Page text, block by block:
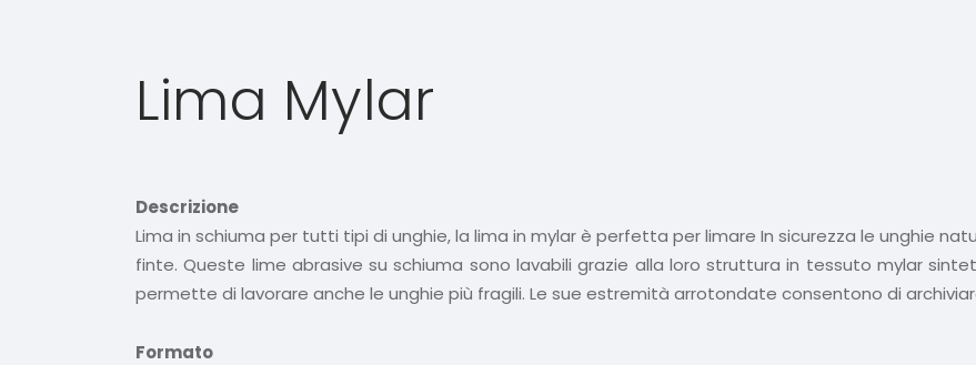
Lima Mylar
Descrizione
Lima in schiuma per tutti tipi di unghie, la lima in mylar è perfetta per limare In sicurezza le unghie
finte. Queste lime abrasive su schiuma sono lavabili grazie alla loro struttura in tessuto mylar
permette di lavorare anche le unghie più fragili. Le sue estremità arrotondate consentono di
Formato